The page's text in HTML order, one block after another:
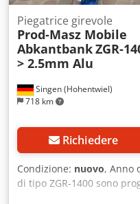
Singen (Hohentwiel)
718 km
Piegatrice girevole
Prod-Masz Mobile
AbkantbankZGR-
> 2.5mm Alu
Richiedere
Condizione: nuovo, Anno
di tipo ZGR-1400 sono
struttura solida, adatte